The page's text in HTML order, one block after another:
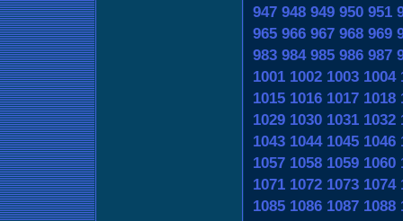
947 948 949 950 951
965 966 967 968 969
983 984 985 986 987
1001 1002 1003 1004
1015 1016 1017 1018
1029 1030 1031 1032
1043 1044 1045 1046
1057 1058 1059 1060
1071 1072 1073 1074
1085 1086 1087 1088